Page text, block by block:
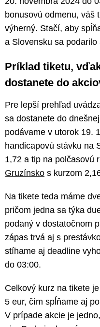
bonusovú odmenu, váš
výherný. Stačí, aby
a Slovensku sa
Príklad tiketu,
dostanete do
Pre lepší prehľad
sa dostanete do
podávame v utorok 19.
handicapovú stávku na
1,72 a tip na polčasovú
Gruzínsko s kurzom
Na tikete teda máme
pričom jedna sa týka
podaný v dostatočnom
zápas trvá aj s
stíhame aj deadline
do 03:00.
Celkový kurz na tikete
5 eur, čím spĺňame aj
V prípade akcie je